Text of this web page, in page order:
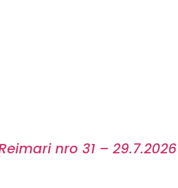
nro 31 – 29.7.2026